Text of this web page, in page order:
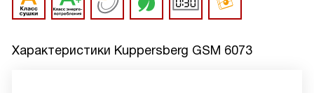
Характеристики Kuppersberg GSM 6073